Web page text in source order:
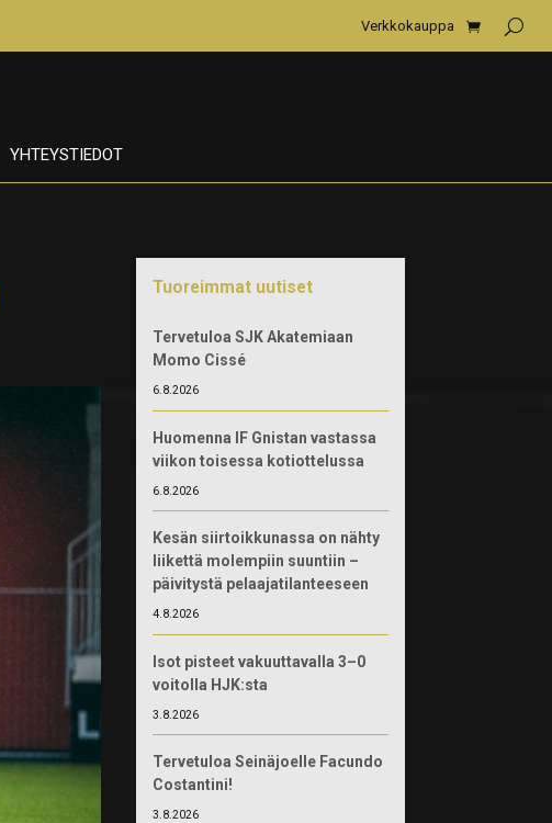
Verkkokauppa
YHTEYSTIEDOT
Tuoreimmat uutiset
Tervetuloa SJK Akatemiaan
Momo Cissé
6.8.2026
Huomenna IF Gnistan vastassa
viikon toisessa kotiottelussa
6.8.2026
Kesän siirtoikkunassa on nähty
liikettä molempiin suuntiin –
päivitystä pelaajatilanteeseen
4.8.2026
Isot pisteet vakuuttavalla 3–0
voitolla HJK:sta
3.8.2026
Tervetuloa Seinäjoelle Facundo
Costantini!
3.8.2026